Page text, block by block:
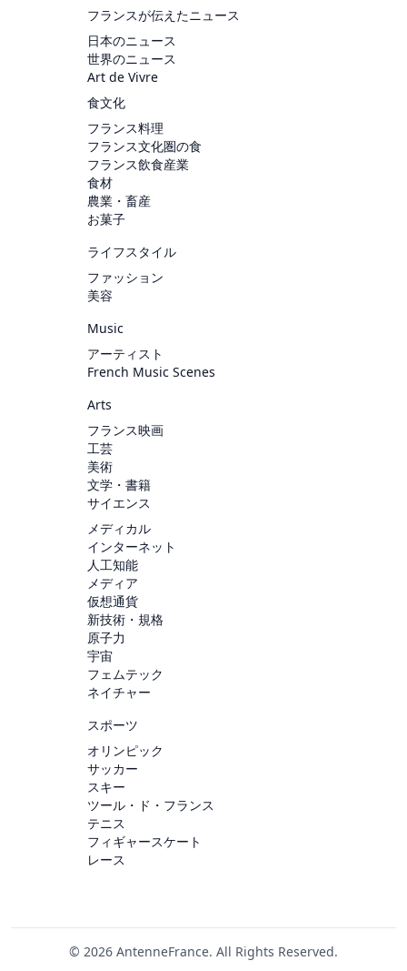
フランスが伝えたニュース
日本のニュース
世界のニュース
Art de Vivre
食文化
フランス料理
フランス文化圏の食
フランス飲食産業
食材
農業・畜産
お菓子
ライフスタイル
ファッション
美容
Music
アーティスト
French Music Scenes
Arts
フランス映画
工芸
美術
文学・書籍
サイエンス
メディカル
インターネット
人工知能
メディア
仮想通貨
新技術・規格
原子力
宇宙
フェムテック
ネイチャー
スポーツ
オリンピック
サッカー
スキー
ツール・ド・フランス
テニス
フィギャースケート
レース
© 2026 AntenneFrance. All Rights Reserved.